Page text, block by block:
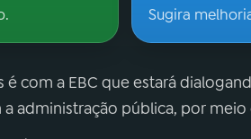
Sugira
com a EBC que estará
administração pública, por meio